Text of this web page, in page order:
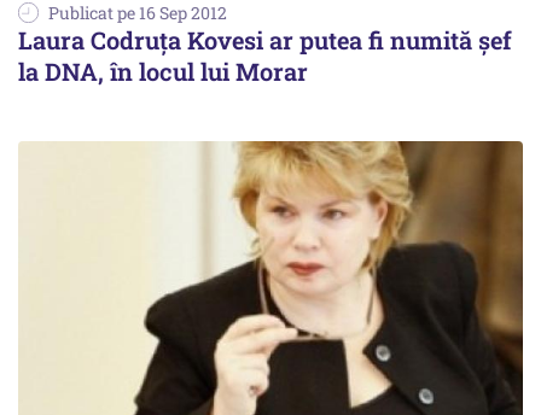
Publicat pe 16 Sep 2012
Laura Codruța Kovesi ar putea fi numită șef
la DNA, în locul lui Morar